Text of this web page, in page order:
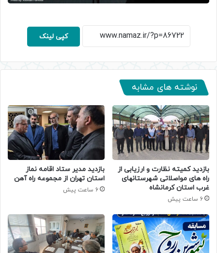
کپی لینک
نوشته های مشابه
بازدید کمیته نظارت و ارزیابی از
راه های مواصلاتی شهرستانهای
غرب استان کرمانشاه
6 ساعت پیش
بازدید مدیر ستاد اقامه نماز
استان تهران از مجموعه راه آهن
6 ساعت پیش